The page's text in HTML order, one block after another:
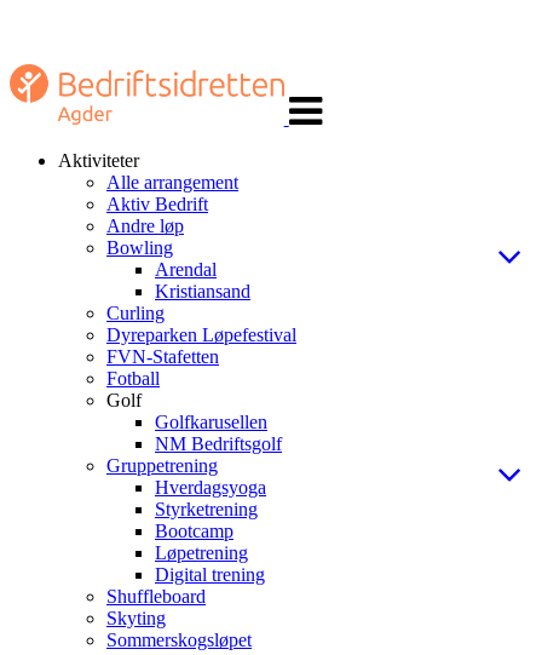
navigasjon
Aktiviteter
Alle arrangement
Aktiv Bedrift
Andre løp
Bowling
Arendal
Kristiansand
Curling
Dyreparken Løpefestival
FVN-Stafetten
Fotball
Golf
Golfkarusellen
NM Bedriftsgolf
Gruppetrening
Hverdagsyoga
Styrketrening
Bootcamp
Løpetrening
Digital trening
Shuffleboard
Skyting
Sommerskogsløpet